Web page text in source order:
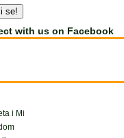
with us on Facebook
i Mi